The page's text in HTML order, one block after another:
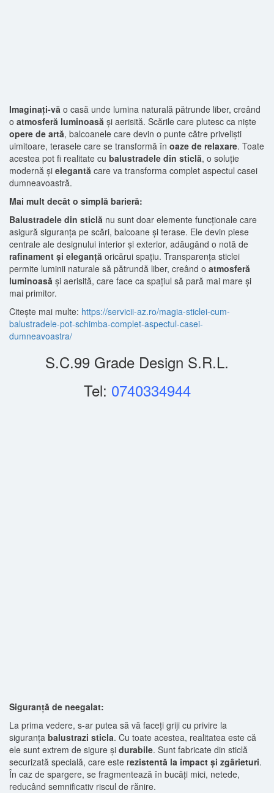
Imaginați-vă o casă unde lumina naturală pătrunde liber, creând
o atmosferă luminoasă și aerisită. Scările care plutesc ca niște
opere de artă, balcoanele care devin o punte către priveliști
uimitoare, terasele care se transformă în oaze de relaxare. Toate
acestea pot fi realitate cu balustradele din sticlă, o soluție
modernă și elegantă care va transforma complet aspectul casei
dumneavoastră.
Mai mult decât o simplă barieră:
Balustradele din sticlă nu sunt doar elemente funcționale care
asigură siguranța pe scări, balcoane și terase. Ele devin piese
centrale ale designului interior și exterior, adăugând o notă de
rafinament și eleganță oricărui spațiu. Transparența sticlei
permite luminii naturale să pătrundă liber, creând o atmosferă
luminoasă și aerisită, care face ca spațiul să pară mai mare și
mai primitor.
Citește mai multe: https://servicii-az.ro/magia-sticlei-cum-
balustradele-pot-schimba-complet-aspectul-casei-
dumneavoastra/
S.C.99 Grade Design S.R.L.
Tel: 0740334944
Siguranță de neegalat:
La prima vedere, s-ar putea să vă faceți griji cu privire la
siguranța balustrazi sticla. Cu toate acestea, realitatea este că
ele sunt extrem de sigure și durabile. Sunt fabricate din sticlă
securizată specială, care este rezistentă la impact și zgârieturi.
În caz de spargere, se fragmentează în bucăți mici, netede,
reducând semnificativ riscul de rănire.